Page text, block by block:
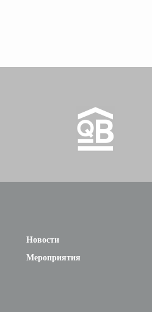
Новости
Мероприятия